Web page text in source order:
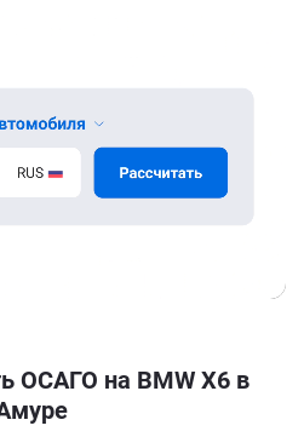
ОСАГО на BMW X6 в